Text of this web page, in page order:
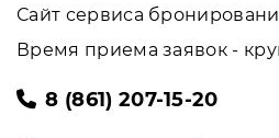
Сайт сервиса
Время приема заявок -
8 (861) 207-15-20